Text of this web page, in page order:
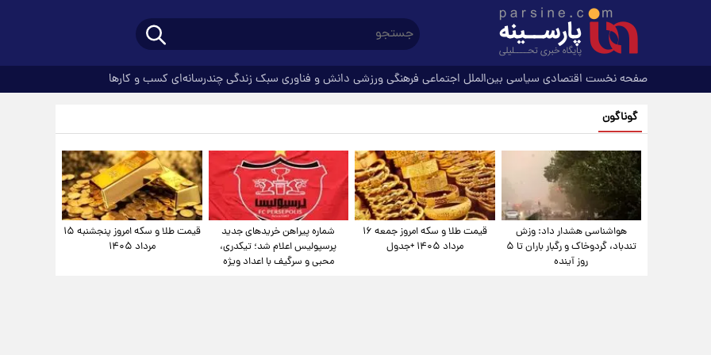
صفحه نخست اقتصادی سیاسی بین‌الملل اجتماعی فرهنگیورزشی دانش و فناوری سبک زندگیچندرسانه‌ای کسب و کارها
گوناگون
هواشناسی هشدار داد: وزش
تندباد، گردوخاک و رگبار باران تا ۵
روز آینده
قیمت طلا و سکه امروز جمعه ۱۶
مرداد ۱۴۰۵ +جدول
شماره پیراهن خریدهای جدید
پرسپولیس اعلام شد؛ تیکدری،
محبی و سرگیف با اعداد ویژه
قیمت طلا و سکه امروز پنجشنبه ۱۵
مرداد ۱۴۰۵